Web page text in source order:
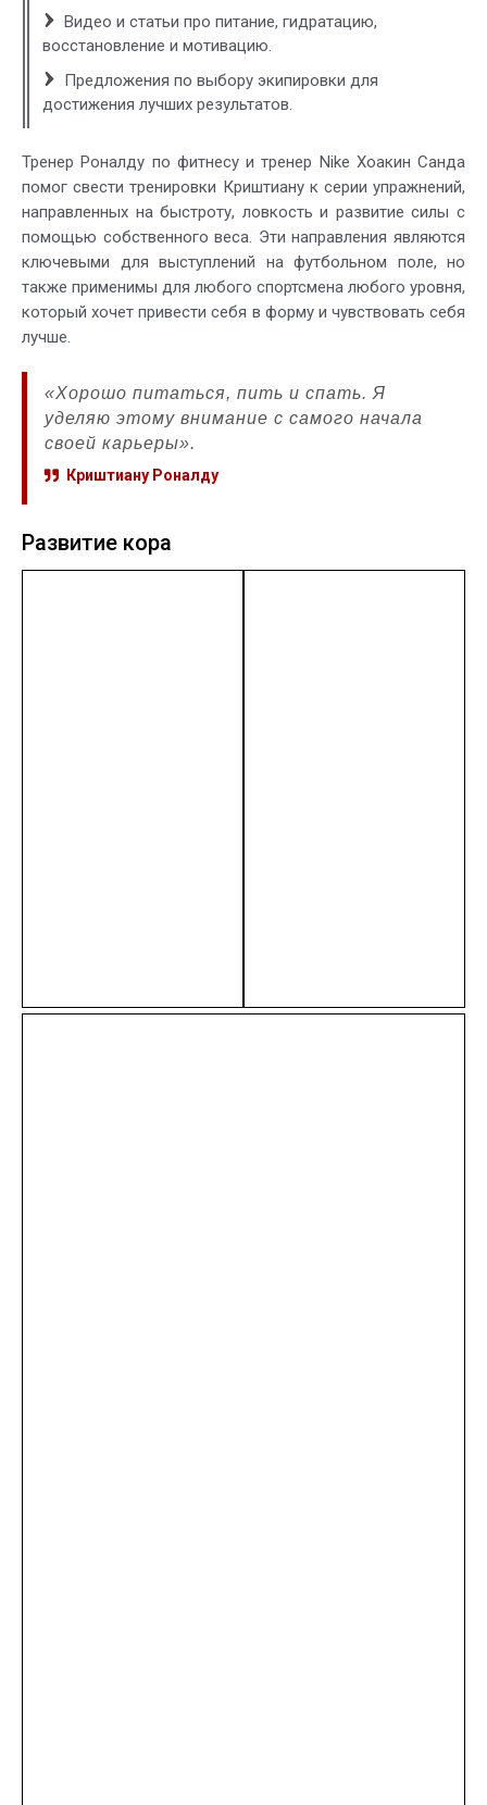
Видео и статьи про питание, гидратацию,
восстановление и мотивацию.
Предложения по выбору экипировки для
достижения лучших результатов.
Тренер Роналду по фитнесу и тренер Nike Хоакин Санда
помог свести тренировки Криштиану к серии упражнений,
направленных на быстроту, ловкость и развитие силы с
помощью собственного веса. Эти направления являются
ключевыми для выступлений на футбольном поле, но
также применимы для любого спортсмена любого уровня,
который хочет привести себя в форму и чувствовать себя
лучше.
«Хорошо питаться, пить и спать. Я
уделяю этому внимание с самого начала
своей карьеры».
Криштиану Роналду
Развитие кора